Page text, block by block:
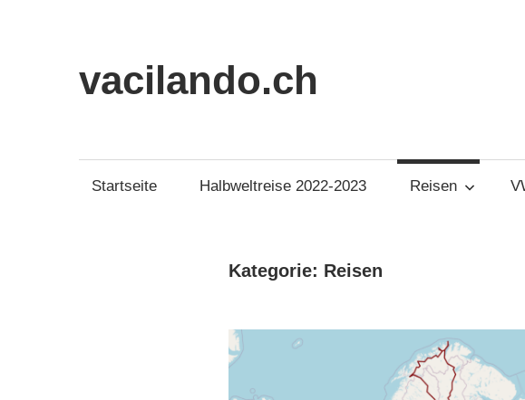
vacilando.ch
Startseite Halbweltreise 2022-2023 Reisen
Kategorie: Reisen